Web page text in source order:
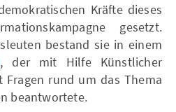
Kräfte dieses
gesetzt.
bestand sie in einem
, der mit Hilfe Künstlicher
rund um das Thema
beantwortete.